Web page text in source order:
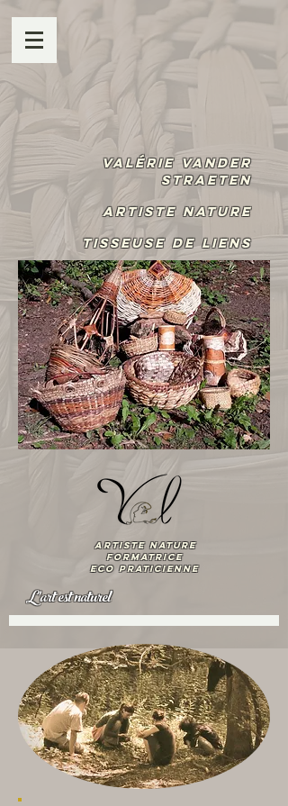
Valérie Vander
Straeten
Artiste Nature
Tisseuse de liens
L'art est naturel
artiste nature
Formatrice
ECO praticienne